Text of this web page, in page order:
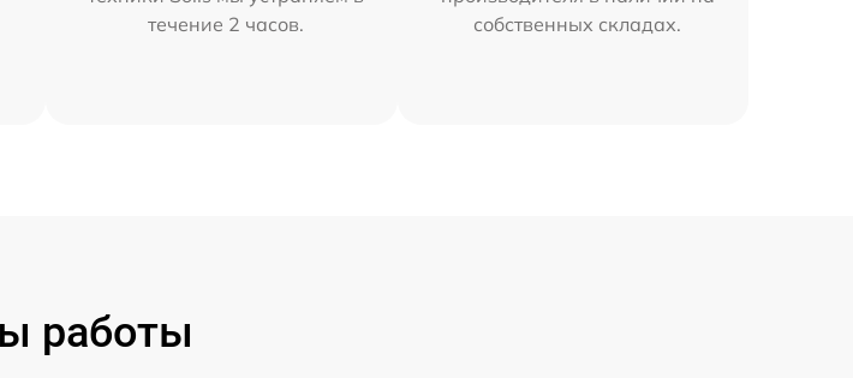
течение 2 часов.
собственных складах.
работы